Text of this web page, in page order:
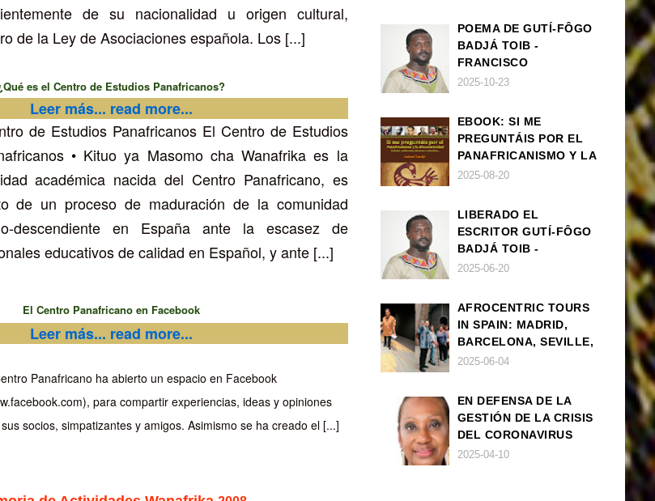
de su nacionalidad u origen cultural,
de la Ley de Asociaciones española. Los [...]
es el Centro de Estudios Panafricanos?
Leer más... read more...
de Estudios Panafricanos El Centro de Estudios
• Kituo ya Masomo cha Wanafrika es la
académica nacida del Centro Panafricano, es
de un proceso de maduración de la comunidad
descendiente en España ante la escasez de
educativos de calidad en Español, y ante [...]
El Centro Panafricano en Facebook
Leer más... read more...
Panafricano ha abierto un espacio en Facebook
para compartir experiencias, ideas y opiniones
socios, simpatizantes y amigos. Asimismo se ha creado el [...]
POEMA DE GUTÍ-FÔGO
BADJÁ TOIB -
FRANCISCO
BALLOVERA ESTRADA:
2025-10-23
EBOOK: SI ME
PREGUNTÁIS POR EL
PANAFRICANISMO Y LA
AFROCENTRICIDAD
2025-08-20
LIBERADO EL
ESCRITOR GUTÍ-FÔGO
BADJÁ TOIB -
FRANCISCO
2025-06-20
AFROCENTRIC TOURS
IN SPAIN: MADRID,
BARCELONA, SEVILLE,
IBIZA
2025-06-04
EN DEFENSA DE LA
GESTIÓN DE LA CRISIS
DEL CORONAVIRUS
POR PARTE DEL
2025-04-10